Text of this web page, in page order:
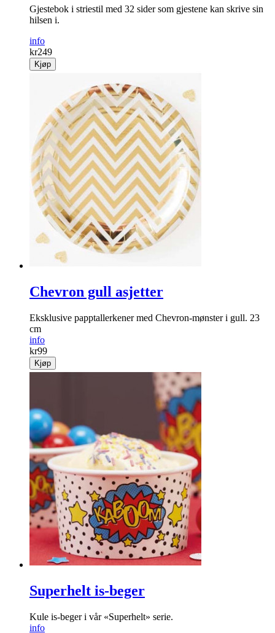
Gjestebok i striestil med 32 sider som gjestene kan skrive sin
hilsen i.
info
kr249
Kjøp
Chevron gull asjetter
Eksklusive papptallerkener med Chevron-mønster i gull. 23
cm
info
kr99
Kjøp
Superhelt is-beger
Kule is-beger i vår «Superhelt» serie.
info